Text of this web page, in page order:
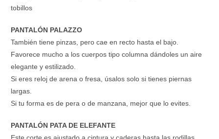
tobillos
PANTALÓN PALAZZO
También tiene pinzas, pero cae en recto hasta el bajo.
Favorece mucho a los cuerpos tipo columna dándoles un aire
elegante y estilizado.
Si eres reloj de arena o fresa, úsalos solo si tienes piernas
largas.
Si tu forma es de pera o de manzana, mejor que lo evites.
PANTALÓN PATA DE ELEFANTE